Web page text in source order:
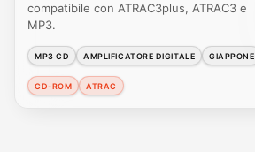
compatibile con ATRAC3plus, ATRAC3 e
MP3.
MP3 CD AMPLIFICATORE DIGITALE GIAPPONE
CD-ROM ATRAC